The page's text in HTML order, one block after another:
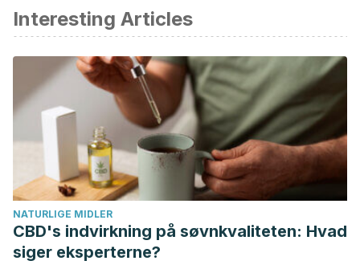
Mechanisms of mindfulness – Shapiro – 2006 – Journal of
Clinical Psychology – Wiley Online Library [Internet]. [cited
2020 Mar 2]. Available from:
https://onlinelibrary.wiley.com/doi/abs/10.1002/jclp.20237
Academic Mindfulness Interest Group M, Academic
Mindfulness Interest Group M. Mindfulness-Based
Psychotherapies: A Review of Conceptual Foundations,
Empirical Evidence and Practical Considerations. Aust New
Zeal J Psychiatry. 2006 Apr;40(4):285–94.
¿Qué es Mindfulness? [Internet]. [cited 2020 Feb 27].
Available from: https://www.mindfulness-
salud.org/mindfulness/que-es-mindfulness/
Interesting Articles
NATURLIGE MIDLER
CBD's indvirkning på søvnkvaliteten: Hvad
siger eksperterne?